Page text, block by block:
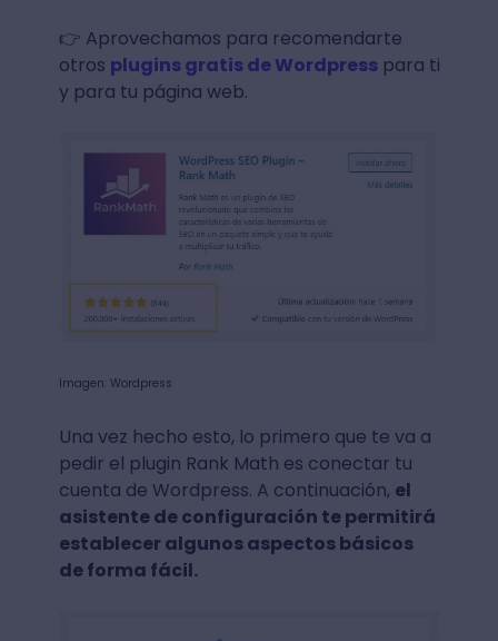
👉 Aprovechamos para recomendarte
otros plugins gratis de Wordpresspara ti
y para tu página web.
Imagen: Wordpress
Una vez hecho esto, lo primero que te va a
pedir el plugin Rank Math es conectar tu
cuenta de Wordpress. A continuación, el
asistente de configuración te permitirá
establecer algunos aspectos básicos
de forma fácil.